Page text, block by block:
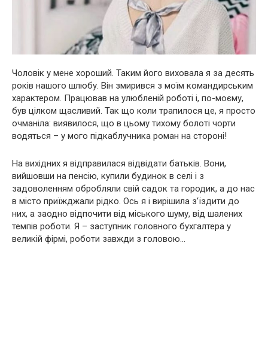
Чоловік у мене хороший. Таким його виховала я за десять
років нашого шлюбу. Він змирився з моїм командирським
характером. Працював на улюбленій роботі і, по-моєму,
був цілком щасливий. Так що коли трапилося це, я просто
очманіла: виявилося, що в цьому тихому болоті чорти
водяться – у мого підкаблучника роман на стороні!
На вихідних я відправилася відвідати батьків. Вони,
вийшовши на пенсію, купили будинок в селі і з
задоволенням обробляли свій садок та городик, а до нас
в місто приїжджали рідко. Ось я і вирішила з’їздити до
них, а заодно відпочити від міського шуму, від шалених
темпів роботи. Я – заступник головного бухгалтера у
великій фірмі, роботи завжди з головою…